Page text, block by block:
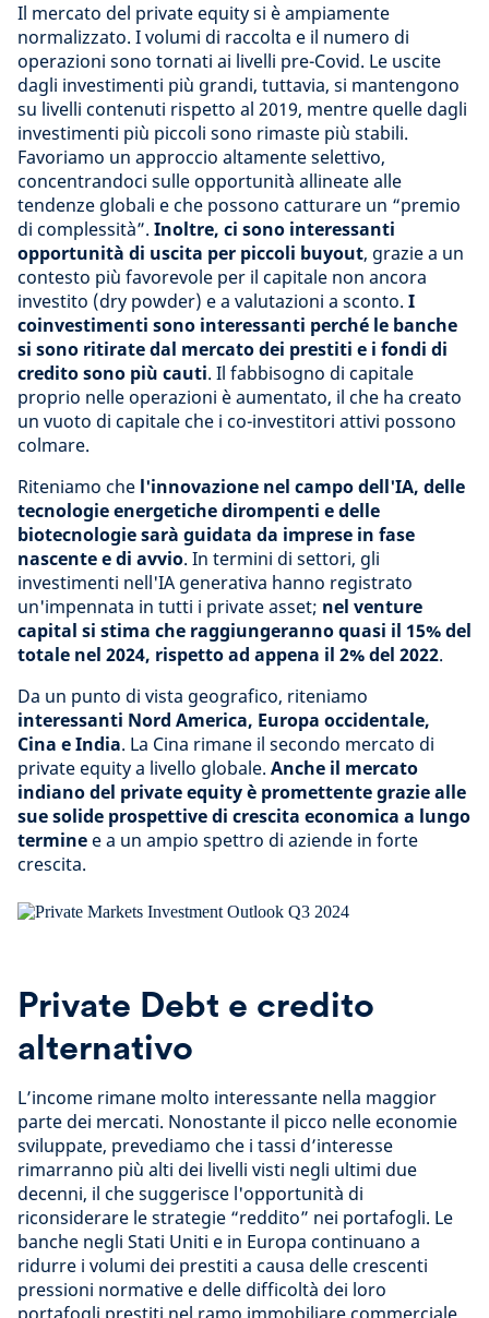
Il mercato del private equity si è ampiamente
normalizzato. I volumi di raccolta e il numero di
operazioni sono tornati ai livelli pre-Covid. Le uscite
dagli investimenti più grandi, tuttavia, si mantengono
su livelli contenuti rispetto al 2019, mentre quelle dagli
investimenti più piccoli sono rimaste più stabili.
Favoriamo un approccio altamente selettivo,
concentrandoci sulle opportunità allineate alle
tendenze globali e che possono catturare un “premio
di complessità”. Inoltre, ci sono interessanti
opportunità di uscita per piccoli buyout, grazie a un
contesto più favorevole per il capitale non ancora
investito (dry powder) e a valutazioni a sconto. I
coinvestimenti sono interessanti perché le banche
si sono ritirate dal mercato dei prestiti e i fondi di
credito sono più cauti. Il fabbisogno di capitale
proprio nelle operazioni è aumentato, il che ha creato
un vuoto di capitale che i co-investitori attivi possono
colmare.
Riteniamo che l'innovazione nel campo dell'IA, delle
tecnologie energetiche dirompenti e delle
biotecnologie sarà guidata da imprese in fase
nascente e di avvio. In termini di settori, gli
investimenti nell'IA generativa hanno registrato
un'impennata in tutti i private asset; nel venture
capital si stima che raggiungeranno quasi il 15% del
totale nel 2024, rispetto ad appena il 2% del 2022.
Da un punto di vista geografico, riteniamo
interessanti Nord America, Europa occidentale,
Cina e India. La Cina rimane il secondo mercato di
private equity a livello globale. Anche il mercato
indiano del private equity è promettente grazie alle
sue solide prospettive di crescita economica a lungo
termine e a un ampio spettro di aziende in forte
crescita.
Private Debt e credito
alternativo
L’income rimane molto interessante nella maggior
parte dei mercati. Nonostante il picco nelle economie
sviluppate, prevediamo che i tassi d’interesse
rimarranno più alti dei livelli visti negli ultimi due
decenni, il che suggerisce l'opportunità di
riconsiderare le strategie “reddito” nei portafogli. Le
banche negli Stati Uniti e in Europa continuano a
ridurre i volumi dei prestiti a causa delle crescenti
pressioni normative e delle difficoltà dei loro